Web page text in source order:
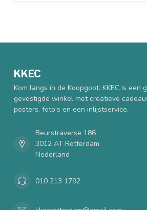
KKEC
Kom langs in de Koopgoot. KKEC is een
gevestigde winkel met creatieve
posters, foto's en een inlijstservice.
Beurstraverse 186
3012 AT Rotterdam
Nederland
010 213 1792